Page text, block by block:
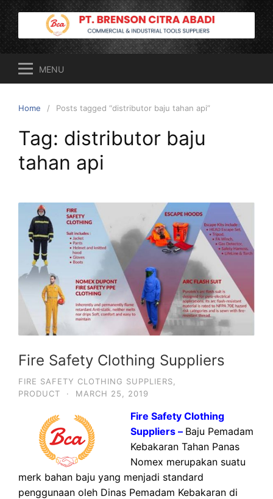
Skip
to
content
MENU
Home Posts tagged “distributor baju tahan api”
Tag: distributor baju
tahan api
Fire Safety Clothing Suppliers
FIRE SAFETY CLOTHING SUPPLIERS
PRODUCT
· MARCH 25, 2019
Fire Safety Clothing
Suppliers – Baju Pemadam
Kebakaran Tahan Panas
Nomex merupakan suatu
merk bahan baju yang menjadi standard
penggunaan oleh Dinas Pemadam Kebakaran di